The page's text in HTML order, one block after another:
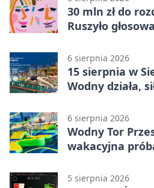
30 mln zł do
Ruszyło
6 sierpnia 2026
15 sierpnia w
Wodny działa,
6 sierpnia 2026
Wodny Tor
wakacyjna
5 sierpnia 2026